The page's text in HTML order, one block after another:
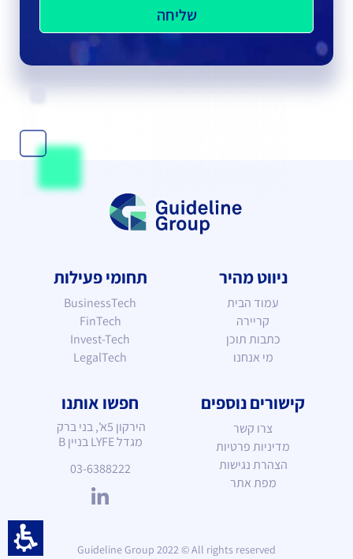
שליחה
ניווט מהיר
עמוד הבית
קריירה
כתבות תוכן
מי אנחנו
תחומי פעילות
BusinessTech
FinTech
Invest-Tech
LegalTech
קישורים נוספים
צרו קשר
מדיניות פרטיות
הצהרת נגישות
מפת אתר
חפשו אותנו
הירקון 5א', בני ברק
מגדל LYFE
בניין B
03-6388222
Guideline Group 2022 © All rights reserved